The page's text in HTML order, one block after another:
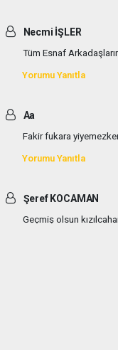
Necmi İŞLER
Tüm Esnaf
Yorumu Yanıtla
Aa
Fakir fukara
Yorumu Yanıtla
Şeref KOCAMAN
Geçmiş olsun